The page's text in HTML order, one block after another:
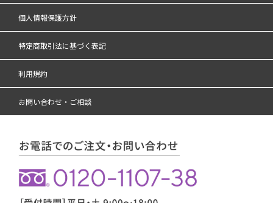
個人情報保護方針
特定商取引法に基づく表記
利用規約
お問い合わせ・ご相談